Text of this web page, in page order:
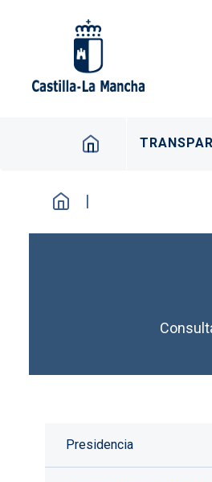
Navegación
Presidencia